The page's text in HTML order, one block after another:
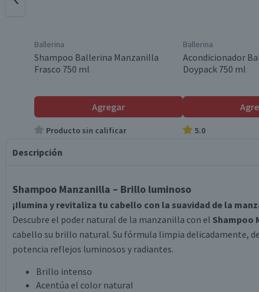
Ballerina
Shampoo Ballerina Manzanilla
Frasco 750 ml
Agregar
Producto sin calificar
Ballerina
Acondicionador
Doypack 750 ml
5.0
Descripción
Shampoo Manzanilla – Brillo luminoso
¡Ilumina y revitaliza tu cabello con la suavidad de la
Descubre el poder natural de la manzanilla con el Shampoo
cabello su brillo natural. Su fórmula limpia delicadamente,
potencia reflejos luminosos y radiantes.
Brillo intenso
Acentúa el color natural